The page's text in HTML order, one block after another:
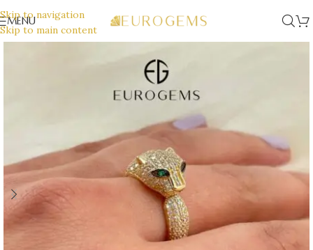
Skip to navigation
Skip to main content
MENU